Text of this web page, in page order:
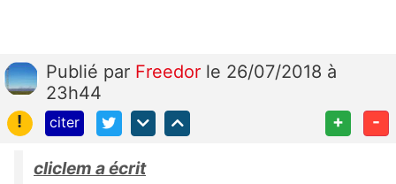
Publié par Freedor le 26/07/2018 à
23h44
!
citer + -
cliclem a écrit